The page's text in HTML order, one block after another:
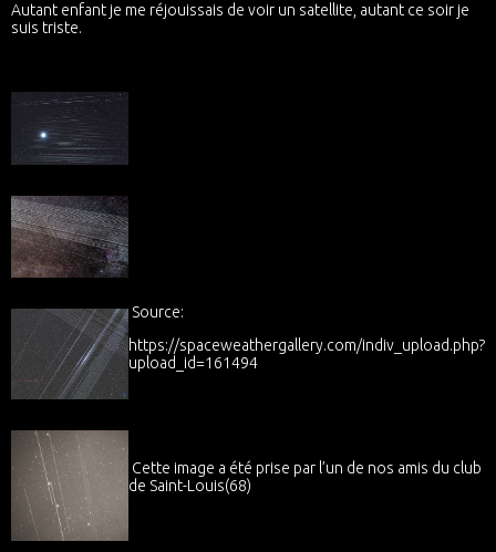
Autant enfant je me réjouissais de voir un satellite, autant ce soir je
suis triste.
Source:
https://spaceweathergallery.com/indiv_upload.php?
upload_id=161494
Cette image a été prise par l’un de nos amis du club
de Saint-Louis(68)